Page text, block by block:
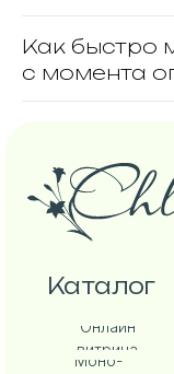
Как быстро
с момента
Каталог
Онлайн
витрина
Моно-